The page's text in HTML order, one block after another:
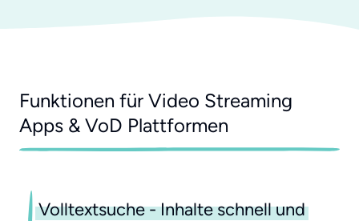
Funktionen für Video Streaming
Apps & VoD Plattformen
Volltextsuche - Inhalte schnell und